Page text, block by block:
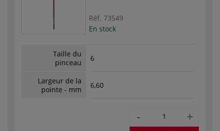
Réf. 73549
En stock
Taille du
pinceau
6
Largeur de la
pointe - mm
6,60
- +